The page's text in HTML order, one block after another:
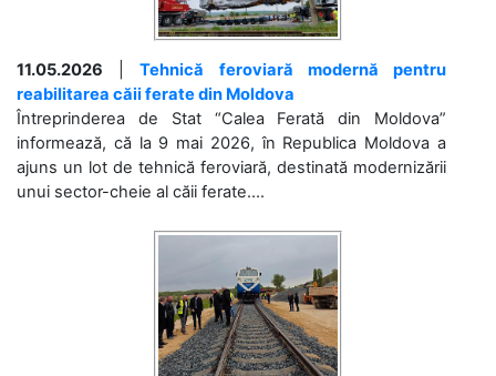
11.05.2026 |Tehnică feroviară modernă pentru
reabilitarea căii ferate din Moldova
Întreprinderea de Stat “Calea Ferată din Moldova”
informează, că la 9 mai 2026, în Republica Moldova a
ajuns un lot de tehnică feroviară, destinată modernizării
unui sector-cheie al căii ferate....